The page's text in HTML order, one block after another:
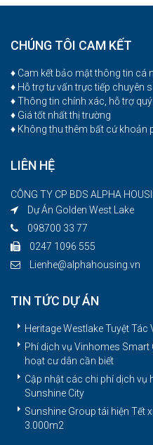
CHÚNG TÔI CAM KẾT
♦ Cam kết bảo mật thông tin cá
♦ Hỗ trợ tư vấn trực tiếp chuyên
♦ Thông tin chính xác, hỗ trợ
♦ Giá tốt nhất thị trường
♦ Không thu thêm bất cứ khoản
LIÊN HỆ
CÔNG TY CP BDS ALPHA
Dự Án Golden West Lake
098700 33 77
0247 1096 555
Lienhe@alphahousing.vn
TIN TỨC DỰ ÁN
Heritage Westlake Tuyệt Tác
Phí dịch vụ Vinhomes Smart
hoạt cư dân cần biết
Cập nhật các chi phí dịch vụ
Sunshine City
Sunshine Group tái hiện Tết
3.000m2